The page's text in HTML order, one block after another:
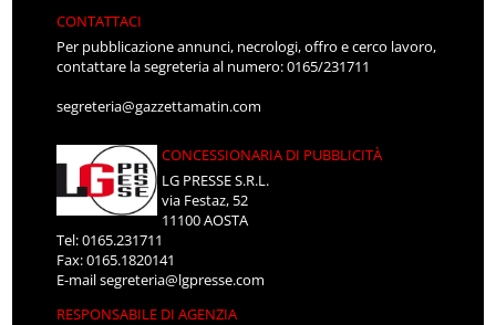
CONTATTACI
Per pubblicazione annunci, necrologi, offro e cerco lavoro,
contattare la segreteria al numero: 0165/231711
segreteria@gazzettamatin.com
CONCESSIONARIA DI PUBBLICITÀ
LG PRESSE S.R.L.
via Festaz, 52
11100 AOSTA
Tel: 0165.231711
Fax: 0165.1820141
E-mailsegreteria@lgpresse.com
RESPONSABILE DI AGENZIA